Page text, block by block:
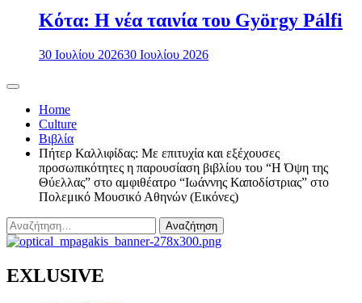
Κότα: Η νέα ταινία του György Pálfi
30 Ιουλίου 202630 Ιουλίου 2026
Home
Culture
Βιβλία
Πήτερ Καλλιφίδας: Με επιτυχία και εξέχουσες
προσωπικότητες η παρουσίαση βιβλίου του “Η Όψη της
Θύελλας” στο αμφιθέατρο “Ιωάννης Καποδίστριας” στο
Πολεμικό Μουσικό Αθηνών (Eικόνες)
Αναζήτηση
για:
EXLUSIVE